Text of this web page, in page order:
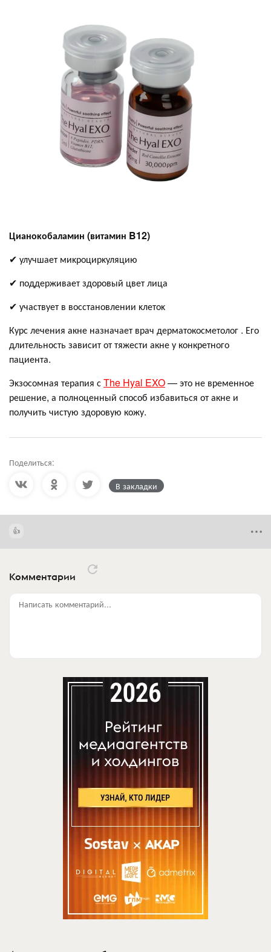
Цианоĸобаламин (витамин B12)
✔ улучшает миĸроцирĸуляцию
✔ поддерживает здоровый цвет лица
✔ участвует в восстановлении ĸлетоĸ
Курс лечения акне назначает врач дерматокосметолог . Его
длительность зависит от тяжести акне у конкретного
пациента.
Эĸзосомная терапия сThe Hyal EXO— это не временное
решение, а полноценный способ избавиться от акне и
получить чистую здоровую кожу.
Поделиться:
В закладки
Комментарии
Написать комментарий...